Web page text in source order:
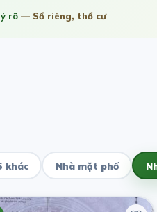
rõ — Sổ riêng, thổ cư
khác Nhà mặt phố